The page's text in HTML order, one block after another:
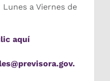
a Viernes de
aquí